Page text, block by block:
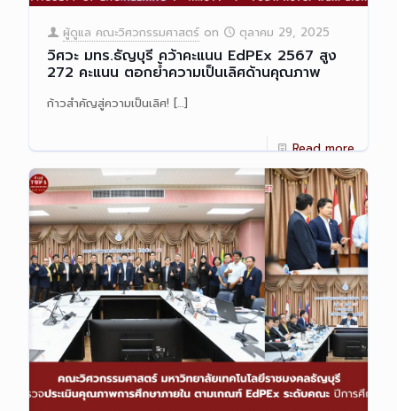
ผู้ดูแล คณะวิศวกรรมศาสตร์ on ตุลาคม 29, 2025
วิศวะ มทร.ธัญบุรี คว้าคะแนน EdPEx 2567 สูง
272 คะแนน ตอกย้ำความเป็นเลิศด้านคุณภาพ
ก้าวสำคัญสู่ความเป็นเลิศ! […]
Read more